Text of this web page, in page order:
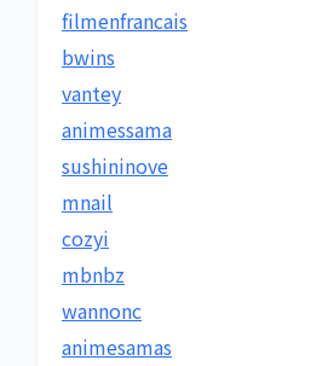
filmenfrancais
bwins
vantey
animessama
sushininove
mnail
cozyi
mbnbz
wannonc
animesamas